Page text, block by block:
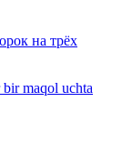
на трёх
maqol uchta